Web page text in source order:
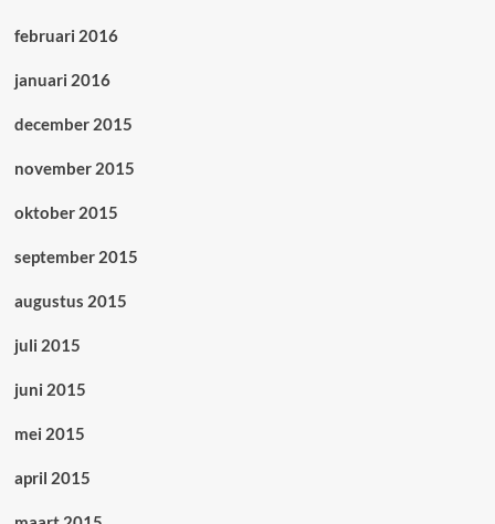
februari 2016
januari 2016
december 2015
november 2015
oktober 2015
september 2015
augustus 2015
juli 2015
juni 2015
mei 2015
april 2015